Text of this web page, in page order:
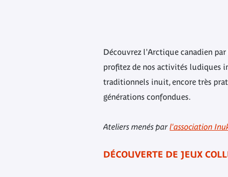
Découvrez l'Arctique canadien
profitez de nos activités ludiques
traditionnels inuit, encore très
générations confondues.
Ateliers menés par l'association
DÉCOUVERTE DE JEUX